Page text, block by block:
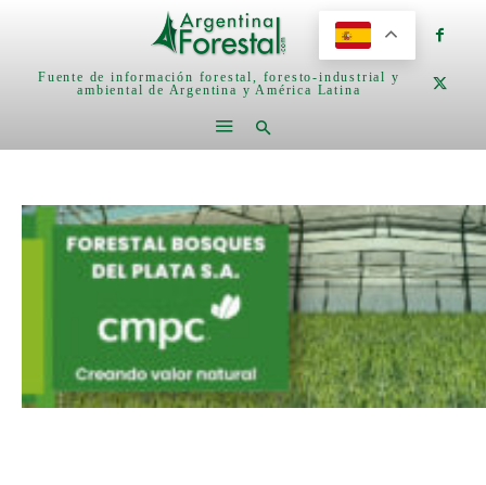
Fuente de información forestal, foresto-industrial y
ambiental de Argentina y América Latina